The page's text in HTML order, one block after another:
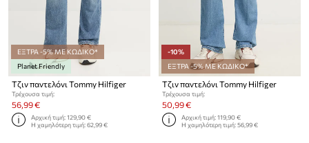
ΕΞΤΡΑ -5% ΜΕ ΚΩΔΙΚΟ*
Planet Friendly
Τζιν παντελόνι Tommy Hilfiger
Τρέχουσα τιμή:
56,99 €
Αρχική τιμή:129,90 €
Η χαμηλότερη τιμή:62,99 €
-10%
ΕΞΤΡΑ -5% ΜΕ ΚΩΔΙΚΟ*
Τζιν παντελόνι Tommy Hilfiger
Τρέχουσα τιμή:
50,99 €
Αρχική τιμή:119,90 €
Η χαμηλότερη τιμή:56,99 €